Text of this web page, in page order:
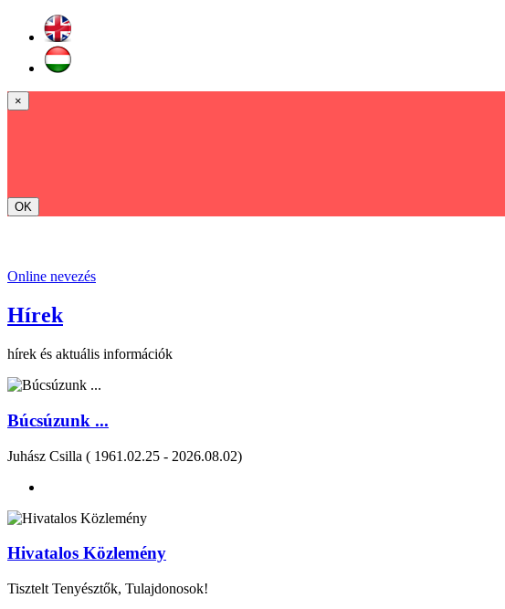
×
OK
Online nevezés
Hírek
hírek és aktuális információk
Búcsúzunk ...
Juhász Csilla ( 1961.02.25 - 2026.08.02)
Hivatalos Közlemény
Tisztelt Tenyésztők, Tulajdonosok!